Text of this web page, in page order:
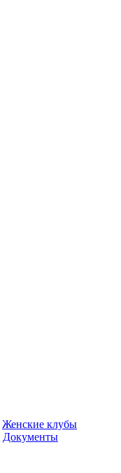
Женские клубы
Документы